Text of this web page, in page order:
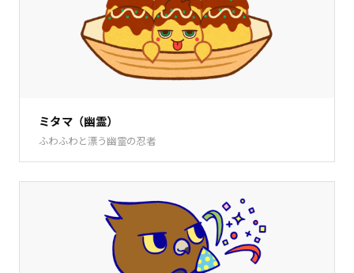
ミタマ（幽霊）
ふわふわと漂う幽霊の忍者